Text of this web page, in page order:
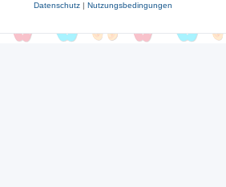
Datenschutz| Nutzungsbedingungen